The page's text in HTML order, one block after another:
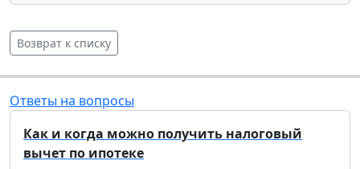
Возврат к списку
Ответы на вопросы
Как и когда можно получить налоговый
вычет по ипотеке